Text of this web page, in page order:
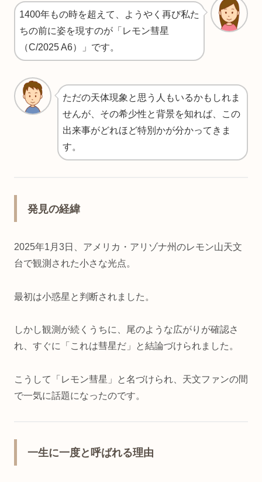
1400年もの時を超えて、ようやく再び私た
ちの前に姿を現すのが「レモン彗星
（C/2025 A6）」です。
ただの天体現象と思う人もいるかもしれま
せんが、その希少性と背景を知れば、この
出来事がどれほど特別かが分かってきま
す。
発見の経緯
2025年1月3日、アメリカ・アリゾナ州のレモン山天文
台で観測された小さな光点。
最初は小惑星と判断されました。
しかし観測が続くうちに、尾のような広がりが確認さ
れ、すぐに「これは彗星だ」と結論づけられました。
こうして「レモン彗星」と名づけられ、天文ファンの間
で一気に話題になったのです。
一生に一度と呼ばれる理由